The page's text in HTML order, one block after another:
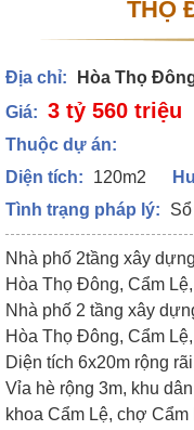
THỌ
Địa chỉ:
Hòa Thọ
Giá: 3 tỷ 560 triệu
Thuộc dự án:
Diện tích:
120m2
Tình trạng pháp lý:
Nhà phố 2tầng xây
Hòa Thọ Đông, Cẩm
Nhà phố 2 tầng xây
Hòa Thọ Đông, Cẩm
Diện tích 6x20m rộng
Vỉa hè rộng 3m, khu
khoa Cẩm Lệ, chợ